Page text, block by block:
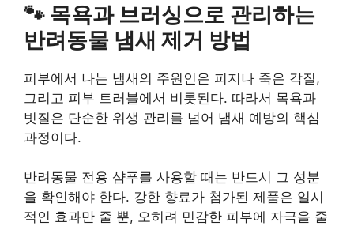
🐾 목욕과 브러싱으로 관리하는
반려동물 냄새 제거 방법
피부에서 나는 냄새의 주원인은 피지나 죽은 각질,
그리고 피부 트러블에서 비롯된다. 따라서 목욕과
빗질은 단순한 위생 관리를 넘어 냄새 예방의 핵심
과정이다.
반려동물 전용 샴푸를 사용할 때는 반드시 그 성분
을 확인해야 한다. 강한 향료가 첨가된 제품은 일시
적인 효과만 줄 뿐, 오히려 민감한 피부에 자극을 줄